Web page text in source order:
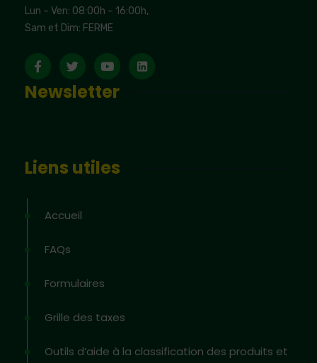
Lun – Ven: 08:00h – 16:00h,
Sam et Dim: FERME
Newsletter
Liens utiles
Accueil
FAQs
Formulaires
Grille des taxes
Outils d’aide à la classification des produits et